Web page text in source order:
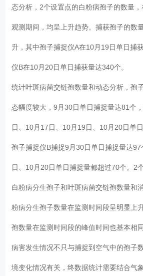
态分析，2个设置点的白粉病孢子的数量
观测期间，均呈上升趋势。捕获孢子的数
升，其中孢子捕捉仪A在10月19日单日捕
仪B在10月20日单日捕获量达340个。
统计叶斑病菌交链孢数量和动态分析，孢
态幅度较大，9月30日单日捕捉量达81个
日、10月17日、10月19日、10月20日单
孢子捕捉仪B捕捉9月30日单日捕捉量达
日、10月20日单日捕捉量都超过70个。2
白粉病分生孢子和叶斑病菌交链孢数量和
粉病分生孢子数量在监测时间段呈明显上
孢数量在监测时间段的峰值时间也基本相
病害发生情况不只与捕捉到空气中的孢子
境变化情况有关，终数据统计需要结合气